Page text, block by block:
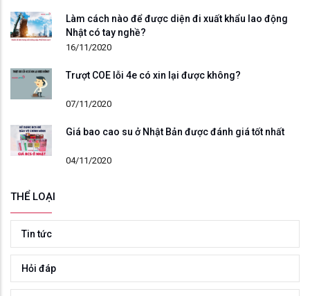
Làm cách nào để được diện đi xuất khẩu lao động
Nhật có tay nghề?
16/11/2020
Trượt COE lỗi 4e có xin lại được không?
07/11/2020
Giá bao cao su ở Nhật Bản được đánh giá tốt nhất
04/11/2020
THỂ LOẠI
Tin tức
Hỏi đáp